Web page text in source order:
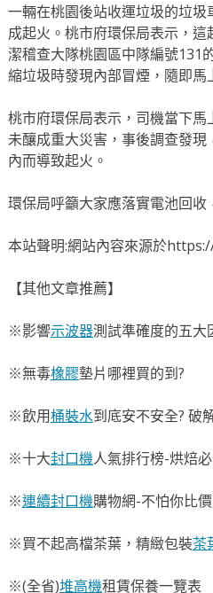
一輛在桃園後站收運垃圾的垃
成起火。 桃市府環保局表示，
潔稽查大隊桃園區中隊編號131
縮垃圾時發現內部冒煙，隨即
桃市府環保局表示，司機當下
未釀成重大災害，事後調查發
內而導致起火。
環保局呼籲大家應落實電池回
本站聲明:網站內容來源於
【其他文章推薦】
※影響示波器測試準確度的五大
※無毒橡膠墊片哪裡買的到?
※飲用桶裝水到底安不安全? 破
※十大封口機人氣排行榜-烘焙
※連續封口機購物網-不怕你比
※買不起高檔茶葉，精緻包裝茶
※(全省)堆高機租賃保養一覽表